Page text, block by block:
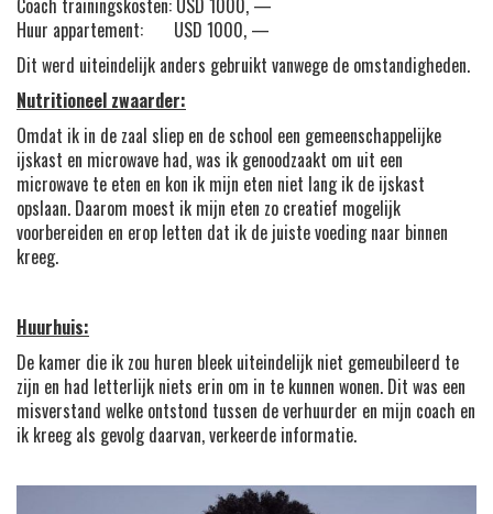
Huur appartement: USD 1000, —
Dit werd uiteindelijk anders gebruikt vanwege de omstandigheden.
Nutritioneel zwaarder:
Omdat ik in de zaal sliep en de school een gemeenschappelijke
ijskast en microwave had, was ik genoodzaakt om uit een
microwave te eten en kon ik mijn eten niet lang ik de ijskast
opslaan. Daarom moest ik mijn eten zo creatief mogelijk
voorbereiden en erop letten dat ik de juiste voeding naar binnen
kreeg.
Huurhuis:
De kamer die ik zou huren bleek uiteindelijk niet gemeubileerd te
zijn en had letterlijk niets erin om in te kunnen wonen. Dit was een
misverstand welke ontstond tussen de verhuurder en mijn coach en
ik kreeg als gevolg daarvan, verkeerde informatie.